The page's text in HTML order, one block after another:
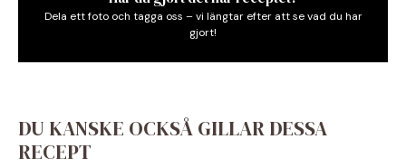
Dela ett foto och tagga oss – vi längtar efter att se vad du har
gjort!
DU KANSKE OCKSÅ GILLAR DESSA
RECEPT